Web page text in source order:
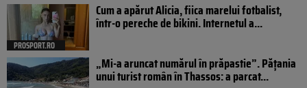
PROSPORT.RO
Cum a apărut Alicia, fiica marelui fotbalist,
într-o pereche de bikini. Internetul a...
„Mi-a aruncat numărul în prăpastie”. Pățania
unui turist român în Thassos: a parcat...